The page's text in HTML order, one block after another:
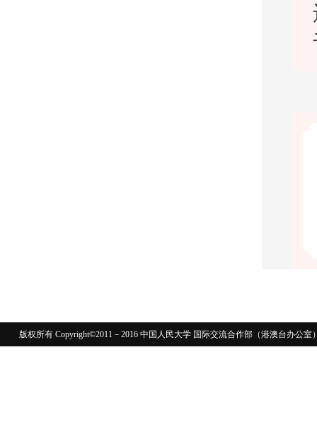
版权所有 Copyright©2011－2016 中国人民大学 国际交流合作部（港澳台办